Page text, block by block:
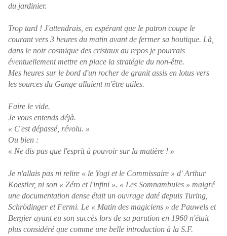
du jardinier.
Trop tard ! J'attendrais, en espérant que le patron coupe le
courant vers 3 heures du matin avant de fermer sa boutique. Là,
dans le noir cosmique des cristaux au repos je pourrais
éventuellement mettre en place la stratégie du non-être.
Mes heures sur le bord d'un rocher de granit assis en lotus vers
les sources du Gange allaient m'être utiles.
Faire le vide.
Je vous entends déjà.
« C'est dépassé, révolu. »
Ou bien :
« Ne dis pas que l'esprit à pouvoir sur la matière ! »
Je n'allais pas ni relire « le Yogi et le Commissaire » d' Arthur
Koestler, ni son « Zéro et l'infini ». « Les Somnambules » malgré
une documentation dense était un ouvrage daté depuis Turing,
Schrödinger et Fermi. Le « Matin des magiciens » de Pauwels et
Bergier ayant eu son succès lors de sa parution en 1960 n'était
plus considéré que comme une belle introduction à la S.F.